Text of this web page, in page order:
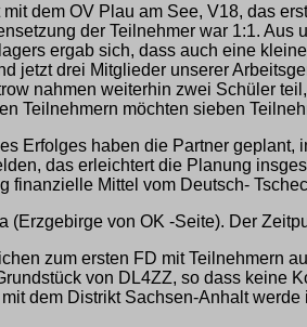
dem OV Plau am See, V18, das
der Teilnehmer war 1:1.
ergab sich, dass auch eine
jetzt drei Mitglieder unserer
nahmen weiterhin zwei Schüler
Teilnehmern möchten sieben
Erfolges haben die Partner
das erleichtert die Planung
Mittel vom Deutsch-
von OK -Seite). Der
zum ersten FD mit Teilnehmern
von DL4ZZ, so dass keine
dem Distrikt Sachsen-Anhalt